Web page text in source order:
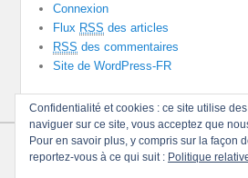
Connexion
Flux RSS des articles
RSS des commentaires
Site de WordPress-FR
Copyright © 2026Consommer
Confidentialité et cookies : ce site utilise
naviguer sur ce site, vous acceptez que
Pour en savoir plus, y compris sur la façon
reportez-vous à ce qui suit : Politique